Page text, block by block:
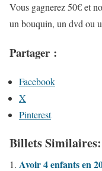
Vous gagnerez 50€ et
un bouquin, un dvd ou
Partager :
Facebook
X
Pinterest
Billets Similaires:
Avoir 4 enfants en